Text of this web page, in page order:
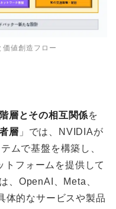
値創造フロー
層とその相互関係を
層 」では、NVIDIAが
ムで基盤を構築し、
フォームを提供して
、OpenAI、Meta、
体的なサービスや製品